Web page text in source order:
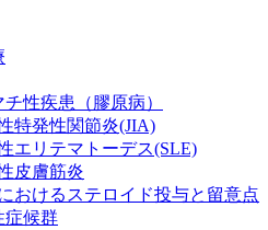
性疾患（膠原病）
特発性関節炎(JIA)
エリテマトーデス(SLE)
皮膚筋炎
おけるステロイド投与と留意点
症候群